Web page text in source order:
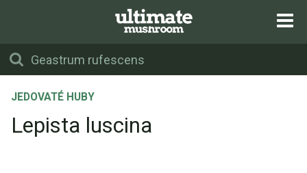
JEDOVATÉ HUBY
Lepista luscina